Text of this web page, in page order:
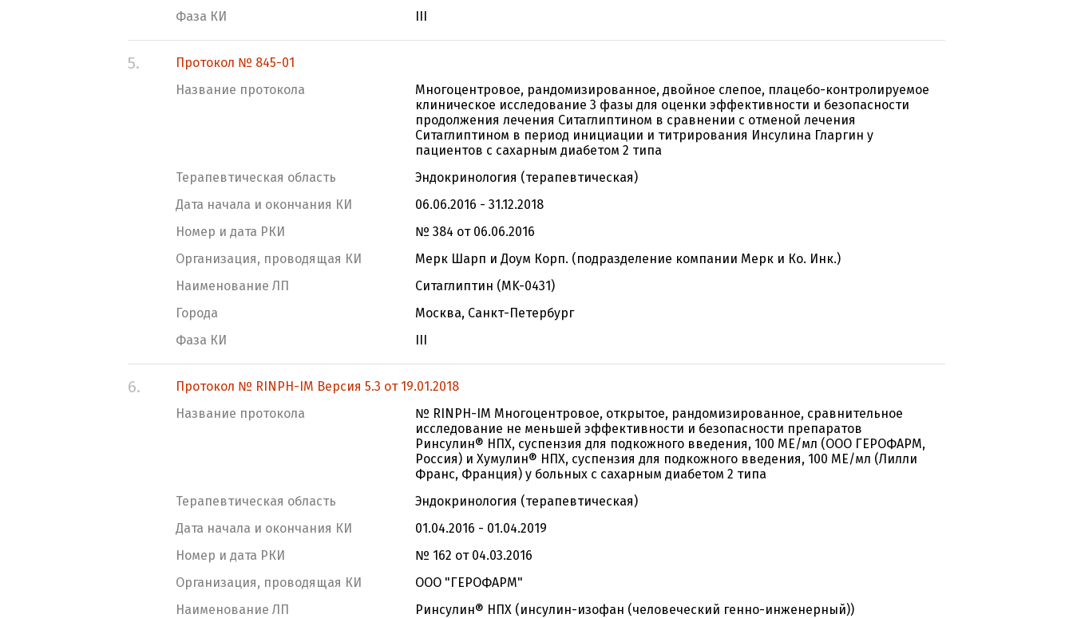
Фаза КИ
III
5.
Протокол № 845-01
Название протокола
Многоцентровое, рандомизированное, двойное слепое, плацебо-контролируемое
клиническое исследование 3 фазы для оценки эффективности и безопасности
продолжения лечения Ситаглиптином в сравнении с отменой лечения
Ситаглиптином в период инициации и титрирования Инсулина Гларгин у
пациентов с сахарным диабетом 2 типа
Терапевтическая область
Эндокринология (терапевтическая)
Дата начала и окончания КИ
06.06.2016 - 31.12.2018
Номер и дата РКИ
№ 384 от 06.06.2016
Организация, проводящая КИ
Мерк Шарп и Доум Корп. (подразделение компании Мерк и Ко. Инк.)
Наименование ЛП
Ситаглиптин (MK-0431)
Города
Москва, Санкт-Петербург
Фаза КИ
III
6.
Протокол № RINPH-IM Версия 5.3 от 19.01.2018
Название протокола
№ RINPH-IM Многоцентровое, открытое, рандомизированное, сравнительное
исследование не меньшей эффективности и безопасности препаратов
Ринсулин® НПХ, суспензия для подкожного введения, 100 МЕ/мл (ООО ГЕРОФАРМ,
Россия) и Хумулин® НПХ, суспензия для подкожного введения, 100 МЕ/мл (Лилли
Франс, Франция) у больных с сахарным диабетом 2 типа
Терапевтическая область
Эндокринология (терапевтическая)
Дата начала и окончания КИ
01.04.2016 - 01.04.2019
Номер и дата РКИ
№ 162 от 04.03.2016
Организация, проводящая КИ
ООО "ГЕРОФАРМ"
Наименование ЛП
Ринсулин® НПХ (инсулин-изофан (человеческий генно-инженерный))